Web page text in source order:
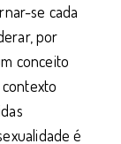
se cada
por
conceito
contexto
é